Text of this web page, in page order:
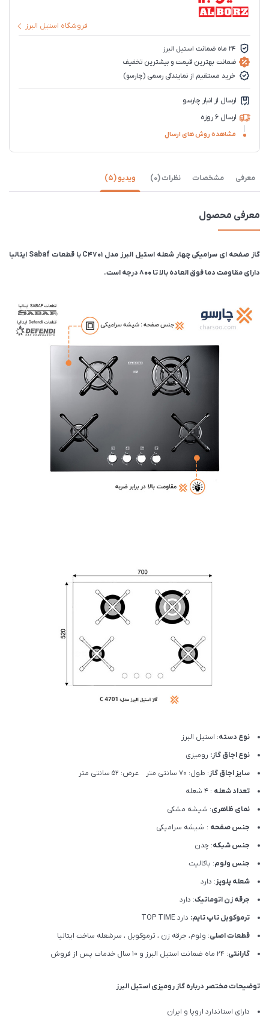
فروشگاه استیل البرز
24 ماه ضمانت استیل البرز
ضمانت بهترین قیمت و بیشترین تخفیف
خرید مستقیم از نمایندگی رسمی (چارسو)
ارسال از انبار چارسو
ارسال 6 روزه
مشاهده روش های ارسال
معرفی مشخصات نظرات (0) ویدیو (5)
معرفی محصول
گاز صفحه ای سرامیکی چهار شعله استیل البرز مدل C4701 با قطعات Sabaf ایتالیا
دارای مقاومت دما فوق العاده بالا تا ۸۰۰ درجه است.
نوع دسته: استیل البرز
نوع اجاق گاز: رومیزی
سایز اجاق گاز: طول: 70 سانتی متر عرض: 52 سانتی متر
تعداد شعله : 4 شعله
نمای ظاهری: شیشه مشکی
جنس صفحه : شیشه سرامیکی
جنس شبکه: چدن
جنس ولوم: باکالیت
شعله پلوپز: دارد
جرقه زن اتوماتیک: دارد
ترموکوبل تاپ تایم: دارد TOP TIME
قطعات اصلی: ولوم، جرقه زن ، ترموکوبل ، سرشعله ساخت ایتالیا
گارانتی: 24 ماه ضمانت استیل البرز و 10 سال خدمات پس از فروش
توضیحات مختصر درباره گاز رومیزی استیل البرز
دارای استاندارد اروپا و ایران